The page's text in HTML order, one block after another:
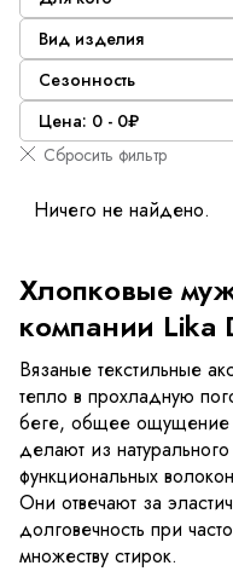
Вид изделия
Сезонность
Цена: 0 - 0₽
Сбросить фильтр
Ничего не найдено.
Хлопковые
компании Lika
Вязаные текстильные
тепло в прохладную
беге, общее ощущение
делают из
функциональных
Они отвечают за
долговечность при
множеству стирок.